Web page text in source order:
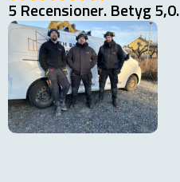
5 Recensioner. Betyg 5,0.